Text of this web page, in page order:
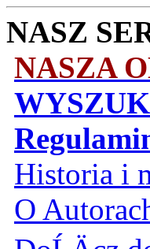
NASZ
NASZA
Historia i
O